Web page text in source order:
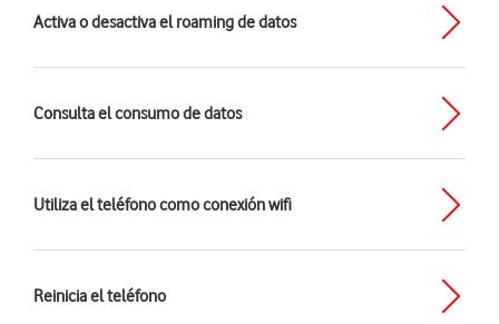
Activa o desactiva el roaming de datos
Consulta el consumo de datos
Utiliza el teléfono como conexión wifi
Reinicia el teléfono